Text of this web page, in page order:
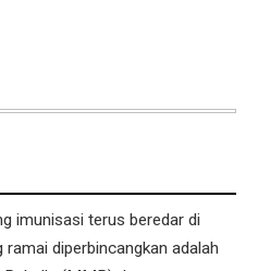
imunisasi terus beredar di
diperbincangkan adalah